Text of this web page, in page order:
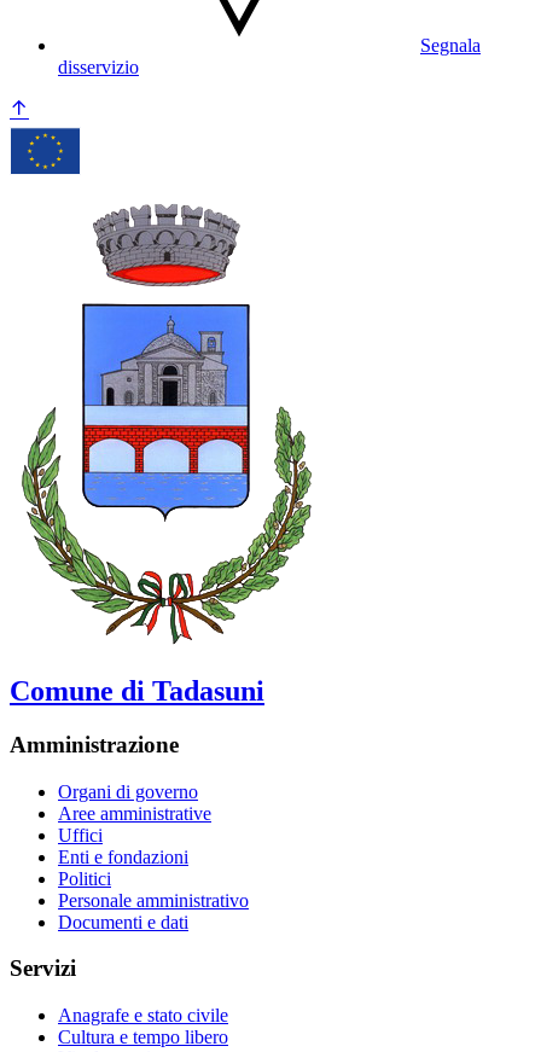
Segnala
disservizio
Comune di Tadasuni
Amministrazione
Organi di governo
Aree amministrative
Uffici
Enti e fondazioni
Politici
Personale amministrativo
Documenti e dati
Servizi
Anagrafe e stato civile
Cultura e tempo libero